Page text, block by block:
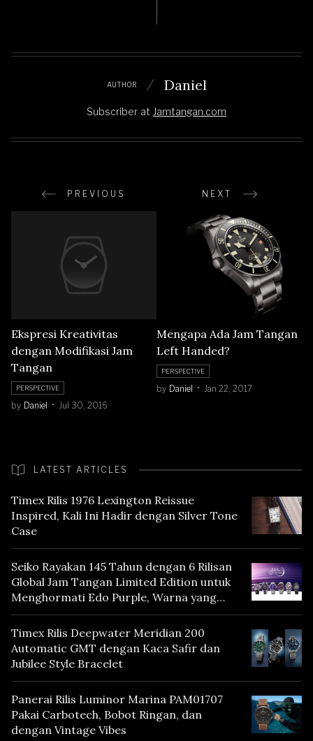
AUTHOR Daniel
Subscriber at Jamtangan.com
PREVIOUS NEXT
Ekspresi Kreativitas
dengan Modifikasi Jam
Tangan
PERSPECTIVE
by Daniel Jul 30, 2016
Mengapa Ada Jam Tangan
Left Handed?
PERSPECTIVE
by Daniel Jan 22, 2017
LATEST ARTICLES
Timex Rilis 1976 Lexington Reissue
Inspired, Kali Ini Hadir dengan Silver Tone
Case
Seiko Rayakan 145 Tahun dengan 6 Rilisan
Global Jam Tangan Limited Edition untuk
Menghormati Edo Purple, Warna yang
Mencerminkan Warisan Tokyo
Timex Rilis Deepwater Meridian 200
Automatic GMT dengan Kaca Safir dan
Jubilee Style Bracelet
Panerai Rilis Luminor Marina PAM01707
Pakai Carbotech, Bobot Ringan, dan
dengan Vintage Vibes